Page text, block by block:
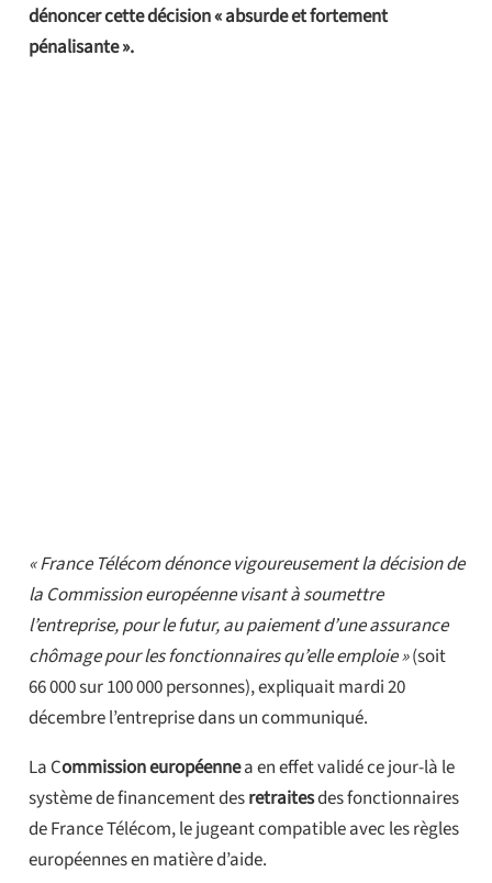
dénoncer cette décision « absurde et fortement
pénalisante ».
« France Télécom dénonce vigoureusement la décision de
la Commission européenne visant à soumettre
l’entreprise, pour le futur, au paiement d’une assurance
chômage pour les fonctionnaires qu’elle emploie »(soit
66 000 sur 100 000 personnes), expliquait mardi 20
décembre l’entreprise dans un communiqué.
La Commission européennea en effet validé ce jour-là le
système de financement desretraitesdes fonctionnaires
de France Télécom, le jugeant compatible avec les règles
européennes en matière d’aide.